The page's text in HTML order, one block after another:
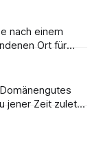
Die Musik,
an der Musik
nach einem
Ort für
Kraft und
beiden die
jener Zeit zuletzt